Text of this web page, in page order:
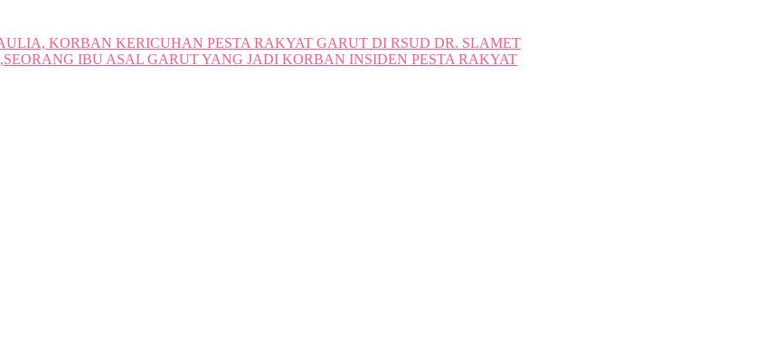
KORBAN KERICUHAN PESTA RAKYAT GARUT DI RSUD DR. SLAMET
IBU ASAL GARUT YANG JADI KORBAN INSIDEN PESTA RAKYAT